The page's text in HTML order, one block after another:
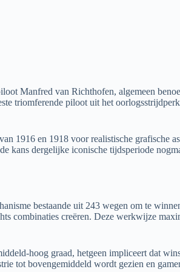
Manfred van Richthofen, algemeen
triomferende piloot uit het
1916 en 1918 voor realistische
kans dergelijke iconische tijdsperiode
bestaande uit 243 wegen om te
combinaties creëren. Deze werkwijze
hoog graad, hetgeen impliceert dat
tot bovengemiddeld wordt gezien en